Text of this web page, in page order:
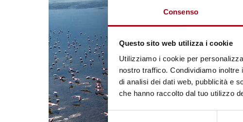
Consenso
Questo sito web utilizza i cookie
Utilizziamo i cookie per
nostro traffico. Condividiamo
di analisi dei dati web, pubblicità e
che hanno raccolto dal tuo utilizzo
Selezione